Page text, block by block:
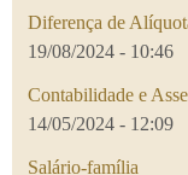
Diferença de
19/08/2024 - 10:46
Contabilidade e
14/05/2024 - 12:09
Salário-família